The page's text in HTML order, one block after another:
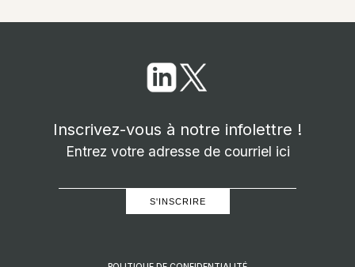
Inscrivez-vous à notre infolettre !
Entrez votre adresse de courriel ici
S'INSCRIRE